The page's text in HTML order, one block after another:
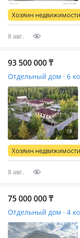
Хозяин недвижимости
8 авг.
93 500 000₸
Отдельный дом · 6
Хозяин недвижимости
8 авг.
75 000 000₸
Отдельный дом · 4